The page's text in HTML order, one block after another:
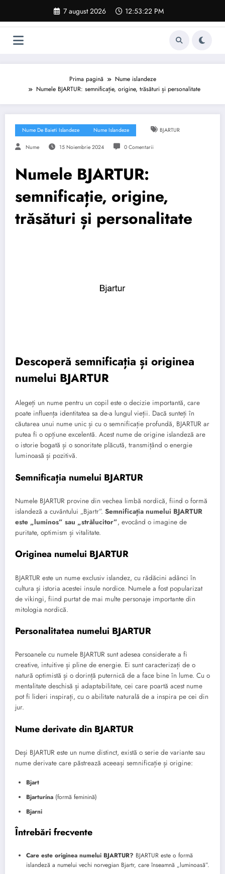
conținut
7 august 2026 12:53:23 PM
Prima pagină
Nume islandeze
Numele BJARTUR: semnificație, origine, trăsături și personalitate
Nume De Baieti Islandeze Nume Islandeze BJARTUR
Nume 15 Noiembrie 2024 0 Comentarii
Numele BJARTUR:
semnificație, origine,
trăsături și personalitate
Descoperă semnificația și originea
numelui BJARTUR
Alegeți un nume pentru un copil este o decizie importantă, care
poate influența identitatea sa de-a lungul vieții. Dacă sunteți în
căutarea unui nume unic și cu o semnificație profundă, BJARTUR ar
putea fi o opțiune excelentă. Acest nume de origine islandeză are
o istorie bogată și o sonoritate plăcută, transmițând o energie
luminoasă și pozitivă.
Semnificația numelui BJARTUR
Numele BJARTUR provine din vechea limbă nordică, fiind o formă
islandeză a cuvântului „Bjartr”. Semnificația numelui BJARTUR
este „luminos” sau „strălucitor”, evocând o imagine de
puritate, optimism și vitalitate.
Originea numelui BJARTUR
BJARTUR este un nume exclusiv islandez, cu rădăcini adânci în
cultura și istoria acestei insule nordice. Numele a fost popularizat
de vikingi, fiind purtat de mai multe personaje importante din
mitologia nordică.
Personalitatea numelui BJARTUR
Persoanele cu numele BJARTUR sunt adesea considerate a fi
creative, intuitive și pline de energie. Ei sunt caracterizați de o
natură optimistă și o dorință puternică de a face bine în lume. Cu o
mentalitate deschisă și adaptabilitate, cei care poartă acest nume
pot fi lideri inspirați, cu o abilitate naturală de a inspira pe cei din
jur.
Nume derivate din BJARTUR
Deși BJARTUR este un nume distinct, există o serie de variante sau
nume derivate care păstrează aceeași semnificație și origine:
Bjart
Bjarturína (formă feminină)
Bjarni
Întrebări frecvente
Care este originea numelui BJARTUR? BJARTUR este o formă
islandeză a numelui vechi norvegian Bjartr, care înseamnă „luminoasă”.